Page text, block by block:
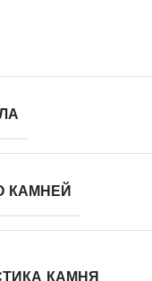
КАМНЕЙ
КАМНЯ